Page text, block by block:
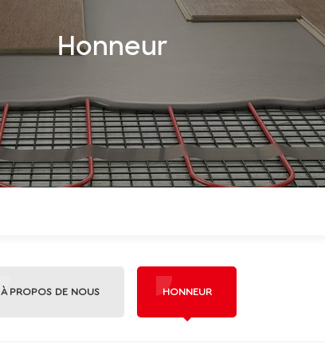
Honneur
À PROPOS DE NOUS HONNEUR